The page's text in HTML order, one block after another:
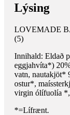
Lýsing
LOVEMADE
(5)
Innihald: Eldað
eggjahvíta*)
vatn, nautakjöt*
ostur*,
virgin ólífuolía
*=Lífrænt.